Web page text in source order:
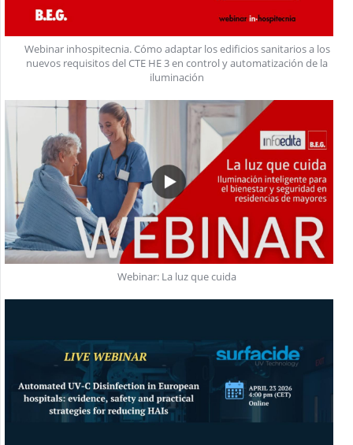
Webinar inhospitecnia. Cómo adaptar los edificios sanitarios a los
nuevos requisitos del CTE HE 3 en control y automatización de la
iluminación
Webinar: La luz que cuida